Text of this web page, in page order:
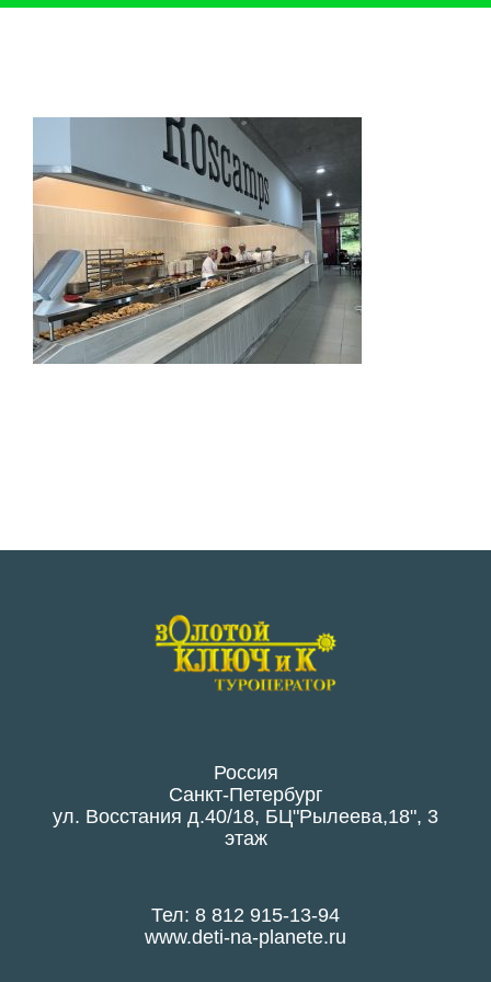
Россия
Санкт-Петербург
ул. Восстания д.40/18, БЦ"Рылеева,18", 3
этаж
Тел: 8 812 915-13-94
www.deti-na-planete.ru